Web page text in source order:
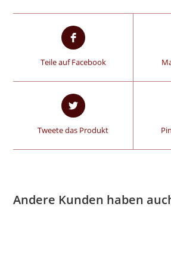
Teile auf Facebook
Tweete das Produkt
Andere Kunden haben